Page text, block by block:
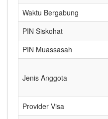
Waktu Bergabung
PIN Siskohat
PIN Muassasah
Jenis Anggota
Provider Visa